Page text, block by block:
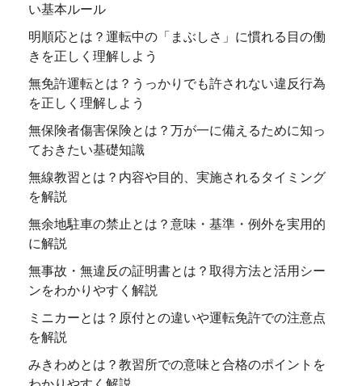
い基本ルール
明順応とは？運転中の「まぶしさ」に慣れる目の働
きを正しく理解しよう
無免許運転とは？うっかりでも許されない違反行為
を正しく理解しよう
無保険者傷害保険とは？万が一に備えるために知っ
ておきたい基礎知識
無線教習とは？内容や目的、実施されるタイミング
を解説
無余地駐車の禁止とは？意味・基準・例外を実用的
に解説
無事故・無違反の証明書とは？取得方法と活用シー
ンをわかりやすく解説
ミニカーとは？原付との違いや運転免許での注意点
を解説
みきわめとは？教習所での意味と合格のポイントを